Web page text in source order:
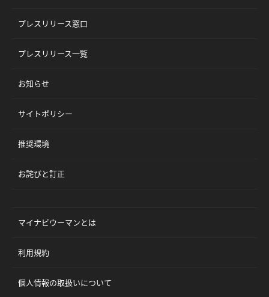
プレスリリース窓口
プレスリリース一覧
お知らせ
サイトポリシー
推奨環境
お詫びと訂正
マイナビウーマンとは
利用規約
個人情報の取扱いについて